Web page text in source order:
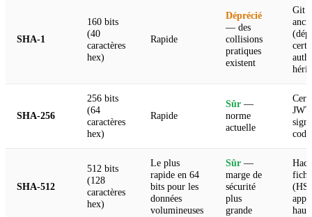
SHA-1
160 bits
(40
caractères
hex)
Rapide
Déprécié
— des
collisions
pratiques
existent
Git
SHA-256
256 bits
(64
caractères
hex)
Rapide
Sûr —
norme
actuelle
SHA-512
512 bits
(128
caractères
hex)
Le plus
rapide en 64
bits pour les
données
volumineuses
Sûr —
marge de
sécurité
plus
grande